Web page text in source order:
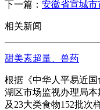
下一篇： 安徽省宣城
相关新闻
甜美素超量、兽药
根据《中华人平易近
湖区市场监视办理局
及23大类食物152批次